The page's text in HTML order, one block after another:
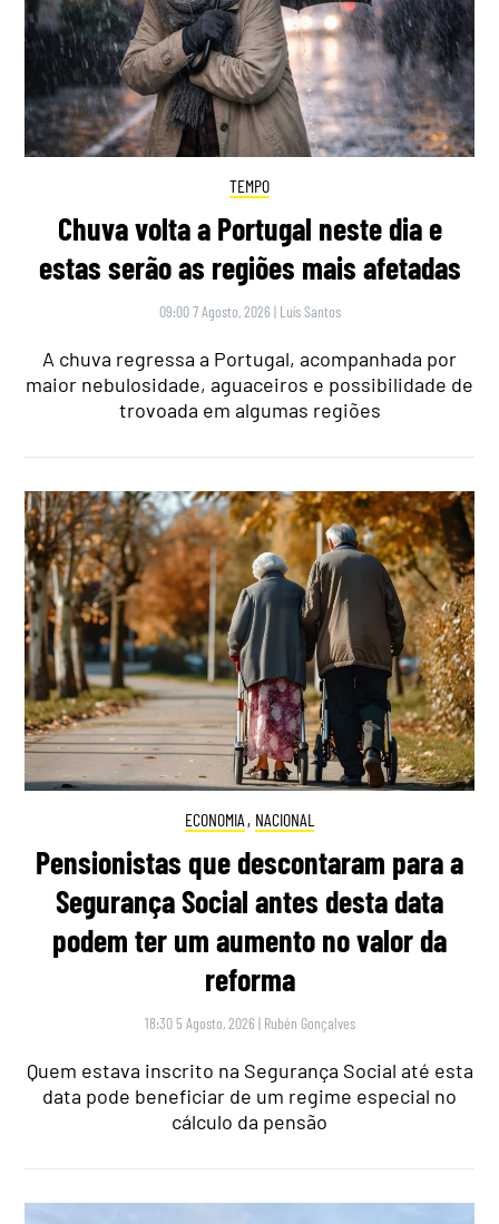
TEMPO
Chuva volta a Portugal neste dia e
estas serão as regiões mais afetadas
09:00 7 Agosto, 2026 | Luís Santos
A chuva regressa a Portugal, acompanhada por
maior nebulosidade, aguaceiros e possibilidade de
trovoada em algumas regiões
ECONOMIA , NACIONAL
Pensionistas que descontaram para a
Segurança Social antes desta data
podem ter um aumento no valor da
reforma
18:30 5 Agosto, 2026 | Rubén Gonçalves
Quem estava inscrito na Segurança Social até esta
data pode beneficiar de um regime especial no
cálculo da pensão